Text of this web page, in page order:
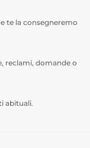
te la consegneremo
reclami, domande o
abituali.